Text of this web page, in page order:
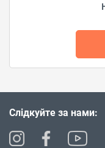
Слідкуйте за нами: